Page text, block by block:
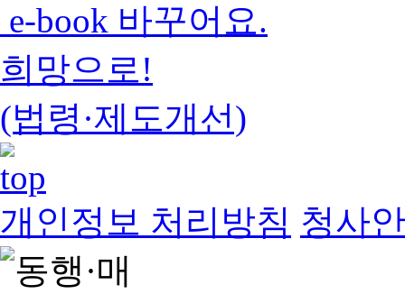
e-book 바꾸어요.
희망으로!
(법령·제도개선)
개인정보 처리방침 청사